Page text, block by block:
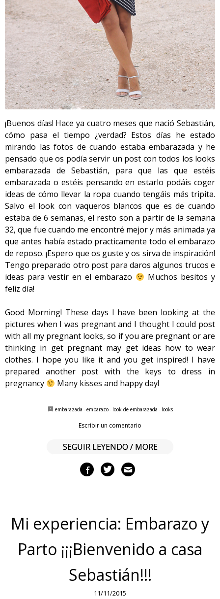
¡Buenos días! Hace ya cuatro meses que nació Sebastián,
cómo pasa el tiempo ¿verdad? Estos días he estado
mirando las fotos de cuando estaba embarazada y he
pensado que os podía servir un post con todos los looks
embarazada de Sebastián, para que las que estéis
embarazada o estéis pensando en estarlo podáis coger
ideas de cómo llevar la ropa cuando tengáis más tripita.
Salvo el look con vaqueros blancos que es de cuando
estaba de 6 semanas, el resto son a partir de la semana
32, que fue cuando me encontré mejor y más animada ya
que antes había estado practicamente todo el embarazo
de reposo. ¡Espero que os guste y os sirva de inspiración!
Tengo preparado otro post para daros algunos trucos e
ideas para vestir en el embarazo
Muchos besitos y
feliz día!
Good Morning! These days I have been looking at the
pictures when I was pregnant and I thought I could post
with all my pregnant looks, so if you are pregnant or are
thinking in get pregnant may get ideas how to wear
clothes. I hope you like it and you get inspired! I have
prepared another post with the keys to dress in
pregnancy
Many kisses and happy day!
embarazada · embarazo· look de embarazada · looks
Escribir un comentario
SEGUIR LEYENDO / MORE
Mi experiencia: Embarazo y
Parto ¡¡¡Bienvenido a casa
Sebastián!!!
11/11/2015